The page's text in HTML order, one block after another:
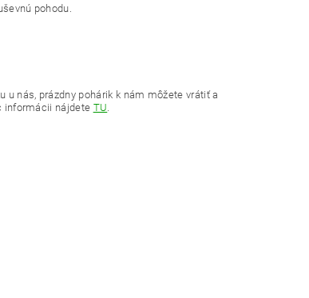
pohodu.
nás, prázdny pohárik k nám môžete vrátiť a
informácii nájdete TU.